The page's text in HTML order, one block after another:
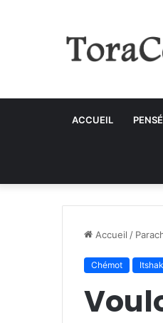
ACCUEIL
Accueil /
Chémot